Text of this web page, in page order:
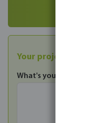
Your project enquiry
What's your enquiry?